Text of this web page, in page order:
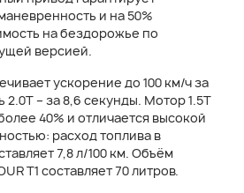
и на 50%
на бездорожье по
версией.
ускорение до 100 км/ч за
2.0T – за 8,6 секунды. Мотор 1.5T
40% и отличается высокой
расход топлива в
7,8 л/100 км. Объём
T1 составляет 70 литров.